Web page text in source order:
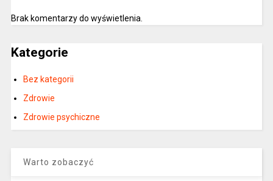
Brak komentarzy do wyświetlenia.
Kategorie
Bez kategorii
Zdrowie
Zdrowie psychiczne
Warto zobaczyć